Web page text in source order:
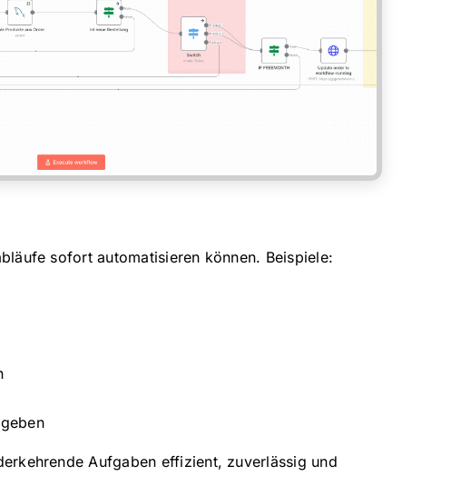
sofort automatisieren können. Beispiele:
Aufgaben effizient, zuverlässig und